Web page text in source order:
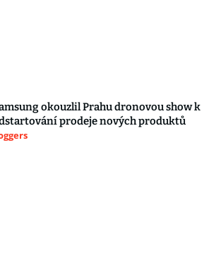
okouzlil Prahu dronovou show k
prodeje nových produktů